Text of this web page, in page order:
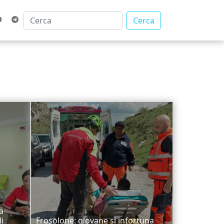
Cerca
Frosolone: giovane si infortuna